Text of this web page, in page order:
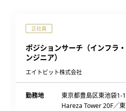
正社員
ポジションサーチ（インフラ
ンジニア）
エイトビット株式会社
勤務地
東京都豊島区東池袋1-
Hareza Tower 20F／